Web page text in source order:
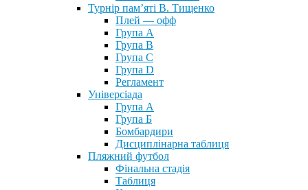
Турнір пам’яті В. Тищенко
Плей — офф
Група А
Група B
Група С
Група D
Регламент
Універсіада
Група А
Група Б
Бомбардири
Дисциплінарна таблиця
Пляжний футбол
Фінальна стадія
Таблиця